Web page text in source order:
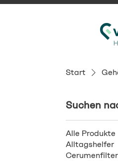
Start
Suchen
Alle Produkte
Alltagshelfer
Cerumenfilter